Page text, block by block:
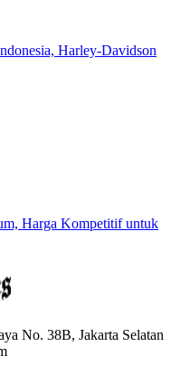
Harley-Davidson
Harga Kompetitif untuk
No. 38B, Jakarta Selatan